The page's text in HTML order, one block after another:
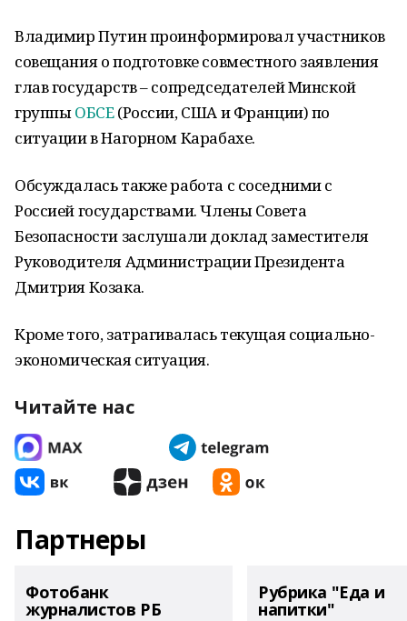
Владимир Путин проинформировал участников
совещания о подготовке совместного заявления
глав государств – сопредседателей Минской
группыОБСЕ(России, США и Франции) по
ситуации в Нагорном Карабахе.
Обсуждалась также работа с соседними с
Россией государствами. Члены Совета
Безопасности заслушали доклад заместителя
Руководителя Администрации Президента
Дмитрия Козака.
Кроме того, затрагивалась текущая социально-
экономическая ситуация.
Читайте нас
Партнеры
Фотобанк
журналистов РБ
Рубрика "Еда и
напитки"